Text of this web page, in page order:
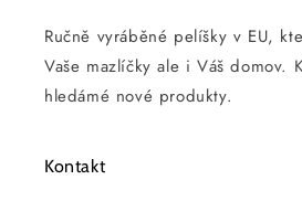
Ručně vyráběné pelíšky v EU,
Vaše mazlíčky ale i Váš domov.
hledámé nové produkty.
Kontakt